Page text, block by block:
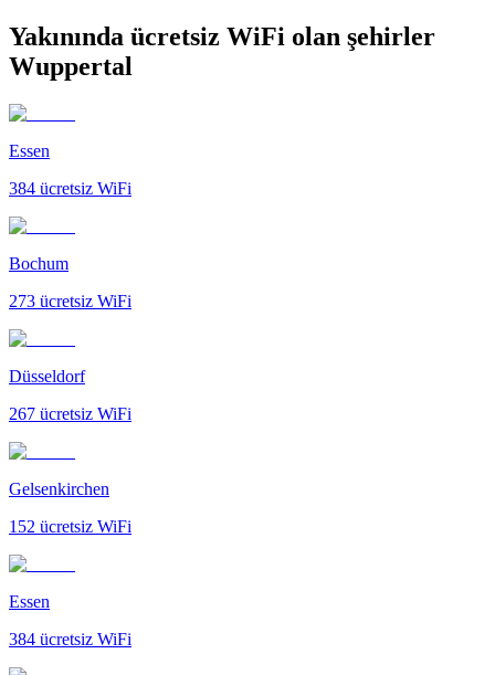
Yakınında ücretsiz WiFi olan şehirler
Wuppertal
Essen
384 ücretsiz WiFi
Bochum
273 ücretsiz WiFi
Düsseldorf
267 ücretsiz WiFi
Gelsenkirchen
152 ücretsiz WiFi
Essen
384 ücretsiz WiFi